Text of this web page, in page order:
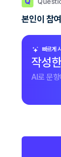
본인이 참
빠르게
작성
AI로 문